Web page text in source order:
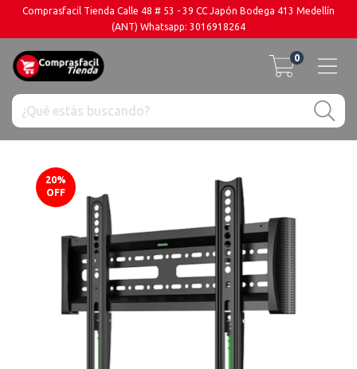
Comprasfacil Tienda Calle 48 # 53 - 39 CC Japón Bodega 413 Medellín
(ANT) Whatsapp: 3016918264
0
20%
OFF